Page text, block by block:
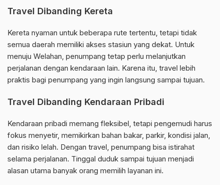
Travel Dibanding Kereta
Kereta nyaman untuk beberapa rute tertentu, tetapi tidak
semua daerah memiliki akses stasiun yang dekat. Untuk
menuju Welahan, penumpang tetap perlu melanjutkan
perjalanan dengan kendaraan lain. Karena itu, travel lebih
praktis bagi penumpang yang ingin langsung sampai tujuan.
Travel Dibanding Kendaraan Pribadi
Kendaraan pribadi memang fleksibel, tetapi pengemudi harus
fokus menyetir, memikirkan bahan bakar, parkir, kondisi jalan,
dan risiko lelah. Dengan travel, penumpang bisa istirahat
selama perjalanan. Tinggal duduk sampai tujuan menjadi
alasan utama banyak orang memilih layanan ini.